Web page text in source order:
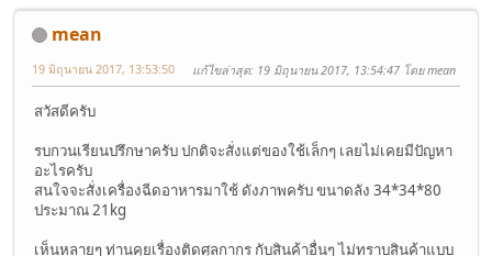
mean
19 มิถุนายน 2017, 13:53:50 แก้ไขล่าสุด: 19 มิถุนายน 2017, 13:54:47 โดย mean
สวัสดีครับ
รบกวนเรียนปรึกษาครับ ปกติจะสั่งแต่ของใช้เล็กๆ เลยไม่เคยมีปัญหา
อะไรครับ
สนใจจะสั่งเครื่องฉีดอาหารมาใช้ ดังภาพครับ ขนาดลัง 34*34*80
ประมาณ 21kg
เห็นหลายๆ ท่านคุยเรื่องติดศุลกากร กับสินค้าอื่นๆ ไม่ทราบสินค้าแบบ